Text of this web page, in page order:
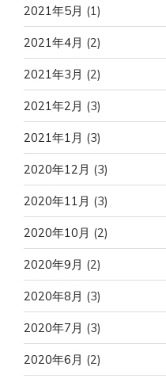
2021年5月 (1)
2021年4月 (2)
2021年3月 (2)
2021年2月 (3)
2021年1月 (3)
2020年12月 (3)
2020年11月 (3)
2020年10月 (2)
2020年9月 (2)
2020年8月 (3)
2020年7月 (3)
2020年6月 (2)